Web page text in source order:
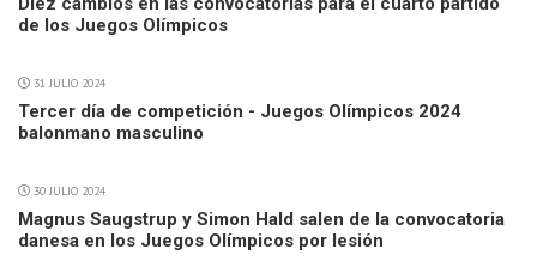
de los Juegos Olímpicos
31 JULIO 2024
Tercer día de competición - Juegos Olímpicos 2024
balonmano masculino
30 JULIO 2024
Magnus Saugstrup y Simon Hald salen de la convocatoria
danesa en los Juegos Olímpicos por lesión